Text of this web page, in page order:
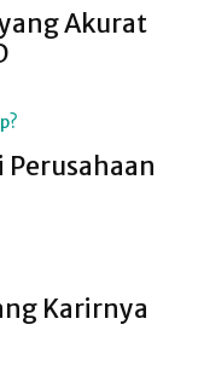
Akurat
Karirnya